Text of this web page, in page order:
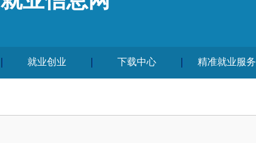
就业创业 下载中心 精准就业服务